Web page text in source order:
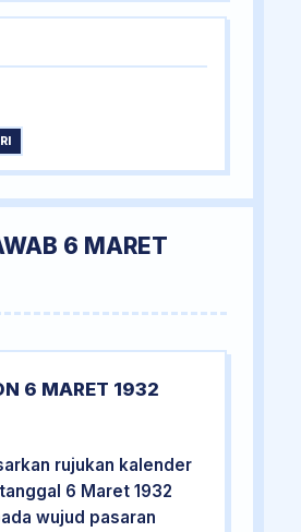
6 MARET
6 MARET 1932
rujukan kalender
6 Maret 1932
wujud pasaran